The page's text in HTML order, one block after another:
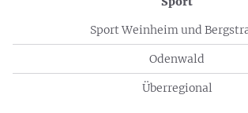
Sport Weinheim und
Odenwald
Überregional